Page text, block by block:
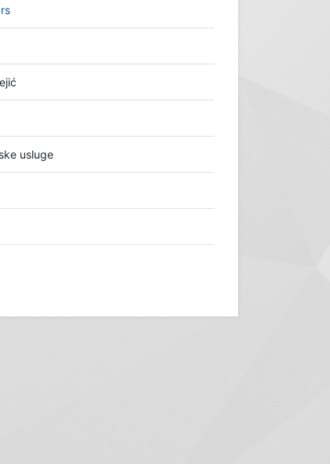
usluge